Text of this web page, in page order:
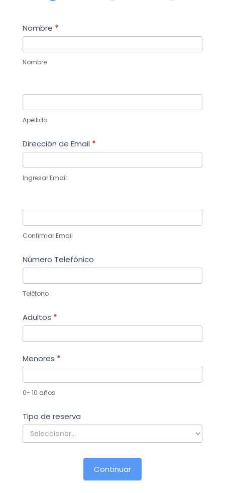
Nombre *
Nombre
Apellido
Dirección de Email *
Ingresar Email
Confirmar Email
Número Telefónico
Teléfono
Adultos *
Menores *
0- 10 años
Tipo de reserva